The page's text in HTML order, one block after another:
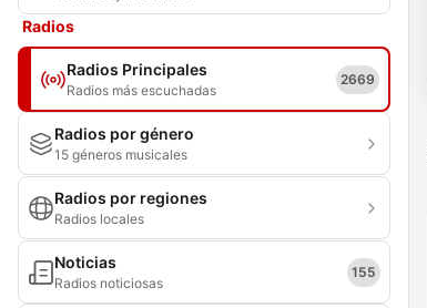
Radios
Radios Principales
Radios más escuchadas
2669
Radios por género
15 géneros musicales
Radios por regiones
Radios locales
Noticias
Radios noticiosas
155